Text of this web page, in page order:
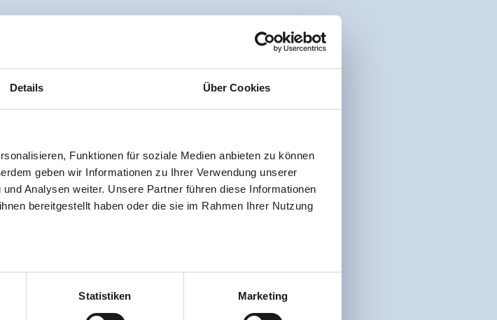
Details Über Cookies
Funktionen für soziale Medien anbieten zu können
geben wir Informationen zu Ihrer Verwendung unserer
Analysen weiter. Unsere Partner führen diese Informationen
bereitgestellt haben oder die sie im Rahmen Ihrer Nutzung
Statistiken Marketing